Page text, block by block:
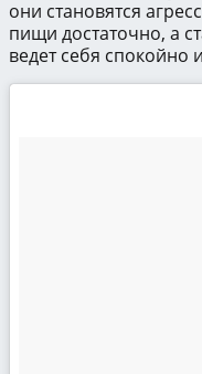
они становятся
пищи достаточно, а
ведет себя спокойно